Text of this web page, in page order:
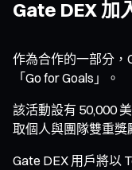
Gate DEX 加
作為合作的一部分，
「Go for Goals」。
該活動設有 50,000
取個人與團隊雙重獎
Gate DEX 用戶將以